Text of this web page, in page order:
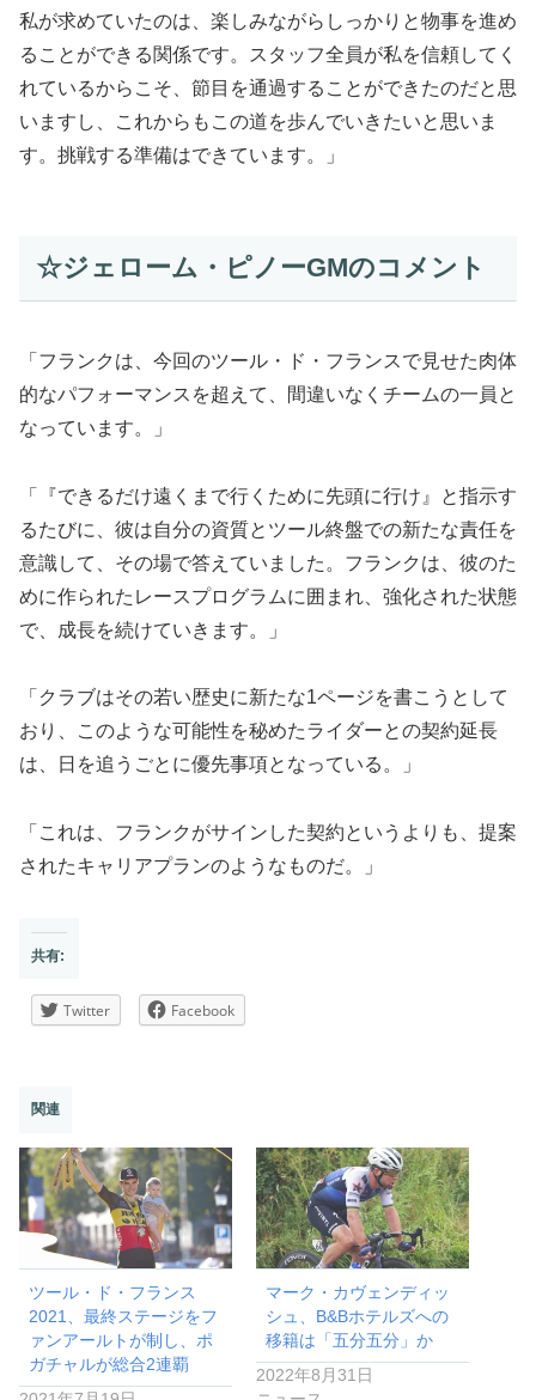
私が求めていたのは、楽しみながらしっかりと物事を進め
ることができる関係です。スタッフ全員が私を信頼してく
れているからこそ、節目を通過することができたのだと思
いますし、これからもこの道を歩んでいきたいと思いま
す。挑戦する準備はできています。」
☆ジェローム・ピノーGMのコメント
「フランクは、今回のツール・ド・フランスで見せた肉体
的なパフォーマンスを超えて、間違いなくチームの一員と
なっています。」
「『できるだけ遠くまで行くために先頭に行け』と指示す
るたびに、彼は自分の資質とツール終盤での新たな責任を
意識して、その場で答えていました。フランクは、彼のた
めに作られたレースプログラムに囲まれ、強化された状態
で、成長を続けていきます。」
「クラブはその若い歴史に新たな1ページを書こうとして
おり、このような可能性を秘めたライダーとの契約延長
は、日を追うごとに優先事項となっている。」
「これは、フランクがサインした契約というよりも、提案
されたキャリアプランのようなものだ。」
共有:
Twitter Facebook
関連
ツール・ド・フランス
2021、最終ステージをフ
ァンアールトが制し、ポ
ガチャルが総合2連覇
マーク・カヴェンディッ
シュ、B&Bホテルズへの
移籍は「五分五分」か
2022年8月31日